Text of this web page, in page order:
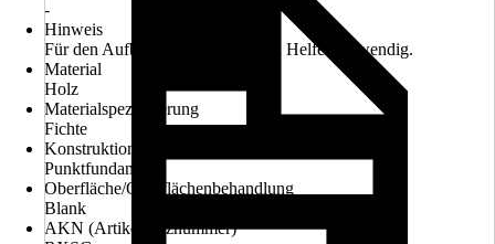
-
Hinweis
Für den Aufbau ist mindestens ein Helfer notwendig.
Material
Holz
Materialspezifizierung
Fichte
Konstruktion
Punktfundament
Oberfläche/Oberflächenbehandlung
Blank
AKN (Artikelkurznummer)